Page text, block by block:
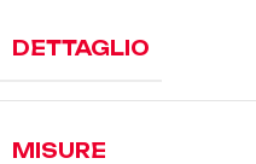
DETTAGLIO
MISURE